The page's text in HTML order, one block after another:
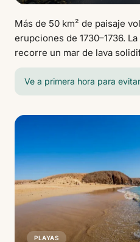
Más de 50 km² de paisaje
erupciones de 1730–1736.
recorre un mar de lava
humeantes donde la
600 °C. Las
Hilario son imprescindibles.
Ve a primera hora para
PLAYAS